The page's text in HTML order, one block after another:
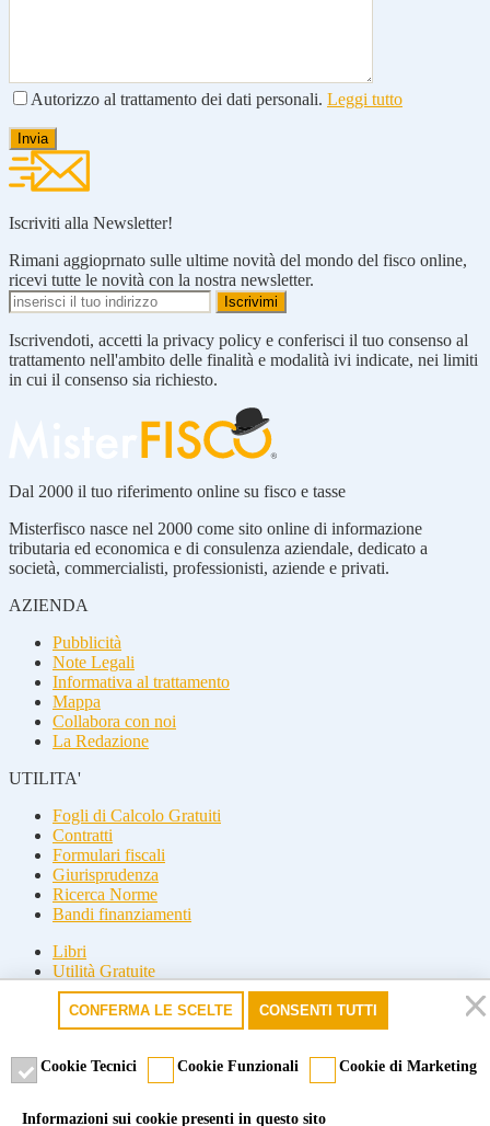
Autorizzo al trattamento dei dati personali. Leggi tutto
Iscriviti alla Newsletter!
Rimani aggioprnato sulle ultime novità del mondo del fisco online,
ricevi tutte le novità con la nostra newsletter.
Iscrivendoti, accetti la privacy policy e conferisci il tuo consenso al
trattamento nell'ambito delle finalità e modalità ivi indicate, nei limiti
in cui il consenso sia richiesto.
Dal 2000 il tuo riferimento online su fisco e tasse
Misterfisco nasce nel 2000 come sito online di informazione
tributaria ed economica e di consulenza aziendale, dedicato a
società, commercialisti, professionisti, aziende e privati.
AZIENDA
Pubblicità
Note Legali
Informativa al trattamento
Mappa
Collabora con noi
La Redazione
UTILITA'
Fogli di Calcolo Gratuiti
Contratti
Formulari fiscali
Giurisprudenza
Ricerca Norme
Bandi finanziamenti
Libri
Utilità Gratuite
Guide fiscali
Seguici
Seguici
riproduzione parziale.
CONFERMA LE SCELTE CONSENTI TUTTI
Cookie Tecnici Cookie Funzionali Cookie di Marketing
Informazioni sui cookie presenti in questo sito